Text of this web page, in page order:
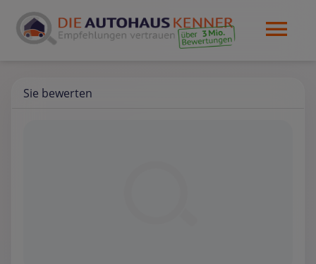
Sie bewerten